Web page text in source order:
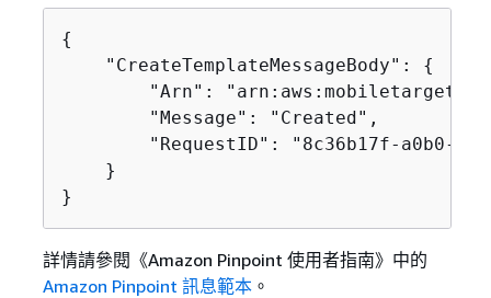
{
    "CreateTemplateMessageBody":
{
"Arn":
        "Message": "Created",
"RequestID": "8c36b17f-a0b0-
    }
}
詳情請參閱《Amazon Pinpoint 使用者指南》 中的
Amazon Pinpoint 訊息範本。